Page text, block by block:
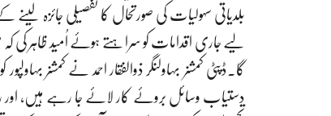
بلدیاتی سہولیات کی صورتحال کا تفصیلی جائزہ
لیے جاری اقدامات کو سراہتے ہوئے اُمید ظاہر کی
گا۔ڈپٹی کمشنر بہاولنگر ذوالفقار احمد نے کمشنر
دستیاب وسائل بروئے کار لائے جا رہے ہیں، اور